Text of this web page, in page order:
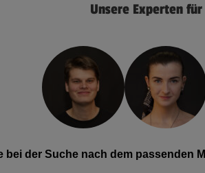
Unsere Experten
bei der Suche nach dem passenden